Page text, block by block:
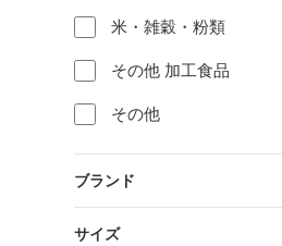
米・雑穀・粉類
その他 加工食品
その他
ブランド
サイズ